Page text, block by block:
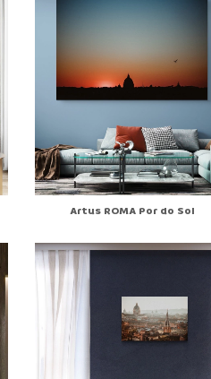
Artus ROMA Por do Sol